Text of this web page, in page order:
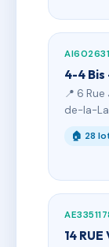
4-4 Bis
📍 6
de-la-
🏠 28
14 RUE